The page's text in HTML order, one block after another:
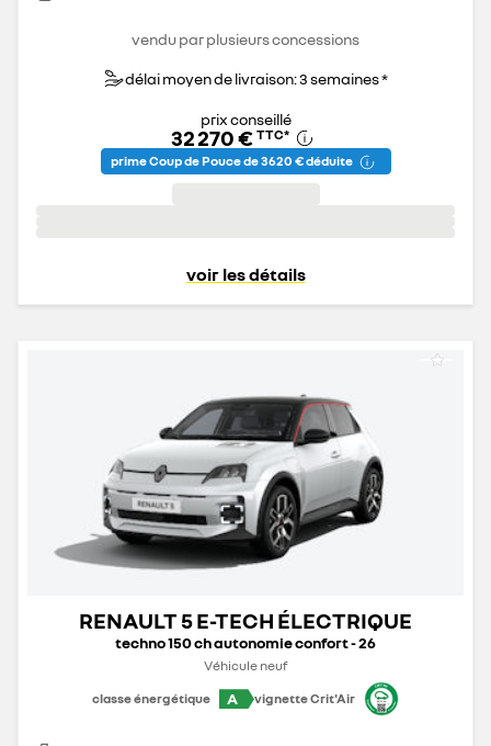
vendu par plusieurs concessions
délai moyen de livraison: 3 semaines *
prix conseillé
32 270 € TTC*
prime Coup de Pouce de 3 620 € déduite
voir les détails
RENAULT 5 E-TECH ÉLECTRIQUE
techno 150 ch autonomie confort - 26
Véhicule neuf
classe énergétique
A vignette Crit'Air